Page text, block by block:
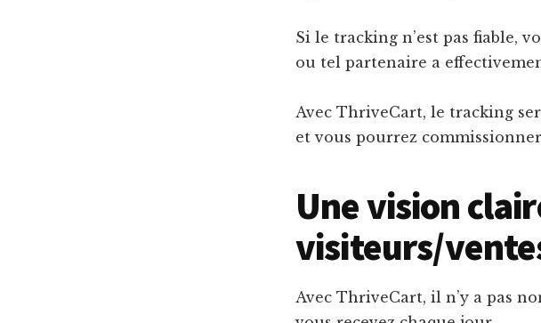
Si le tracking n’est pas fiable,
ou tel partenaire a
Avec ThriveCart, le tracking
et vous pourrez
Une vision
visiteurs/
Avec ThriveCart, il n’y a pas